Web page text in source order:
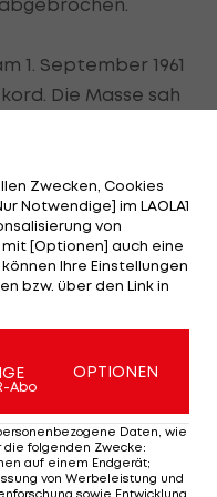
1. September 1961
Die Masse sah
Austria und Rapid
Wien um
gewann das
3:1.
den beiden Teams
in Budapest,
in Turin (Jänner
Zwecken, Cookies
Notwendige] im LAOLA1
von
[Optionen] auch eine
Ihre Einstellungen
bzw. über den Link in
Abo
OPTIONEN
Daten, wie
die folgenden Zwecke:
auf einem Endgerät;
von Werbeleistung und
sowie Entwicklung